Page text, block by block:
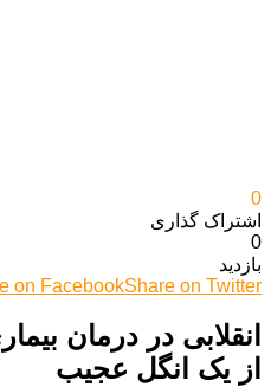
0
اشتراک گذاری‌
0
بازدید
on FacebookShare on Twitter
انقلابی در درمان
از یک انگل عجیب